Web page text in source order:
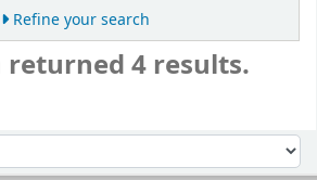
Refine your search
returned 4 results.